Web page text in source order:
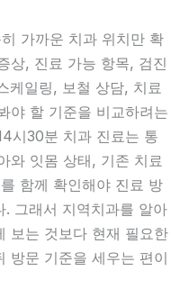
가까운 치과 위치만 확
상, 진료 가능 항목, 검진
케일링, 보철 상담, 치료
야 할 기준을 비교하려는
시30분 치과 진료는 통
와 잇몸 상태, 기존 치료
함께 확인해야 진료 방
그래서 지역치과를 알아
보는 것보다 현재 필요한
방문 기준을 세우는 편이